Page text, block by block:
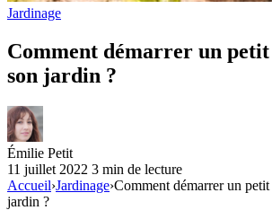
Jardinage
Comment démarrer un petit
son jardin ?
Émilie Petit
11 juillet 2022 3 min de lecture
Accueil›Jardinage›Comment démarrer un petit
jardin ?